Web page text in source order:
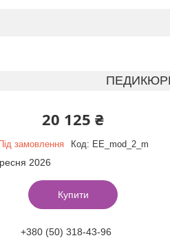
20 125 ₴
Під замовлення Код: EE_mod_2_m
2026
Купити
+380 (50) 318-43-96